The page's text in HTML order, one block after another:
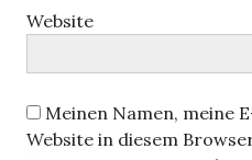
Website
Meinen Namen, meine
Website in diesem